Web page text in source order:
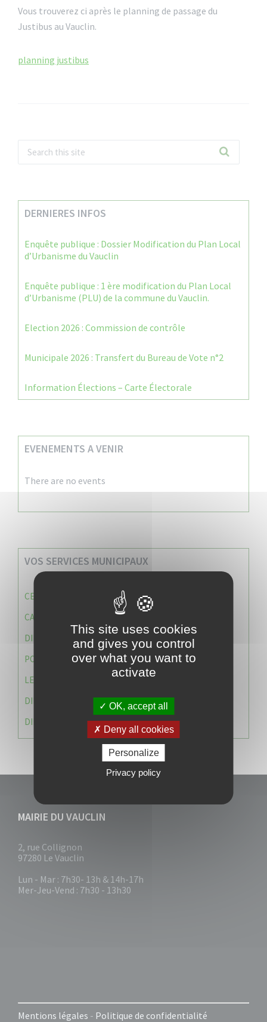
Vous trouverez ci après le planning de passage du
Justibus au Vauclin.
planning justibus
DERNIERES INFOS
Enquête publique : Dossier Modification du Plan Local
d’Urbanisme du Vauclin
Enquête publique : 1 ère modification du Plan Local
d’Urbanisme (PLU) de la commune du Vauclin.
Election 2026 : Commission de contrôle
Municipale 2026 : Transfert du Bureau de Vote n°2
Information Élections – Carte Électorale
EVENEMENTS A VENIR
There are no events
VOS SERVICES MUNICIPAUX
CENTRE COMMUNAL D’ACTION SOCIALE (C.C.A.S)
CAISSE DES ÉCOLES
DIRECTION DES SERVICES TECHNIQUES
POLICE MUNICIPALE
LE CABINET DU MAIRE
DIRECTION DES RESSOURCES ET MOYENS
DIRECTION DU DEVELLOPPEMENT URBAIN DURABL
MAIRIE DU VAUCLIN
2, rue Collignon
97280 Le Vauclin
Lun - Mar : 7h30- 13h & 14h-17h
Mer-Jeu-Vend : 7h30 - 13h30
Mentions légales - Politique de confidentialité
This site uses cookies
and gives you control
over what you want to
activate
OK, accept all
Deny all cookies
Personalize
Privacy policy